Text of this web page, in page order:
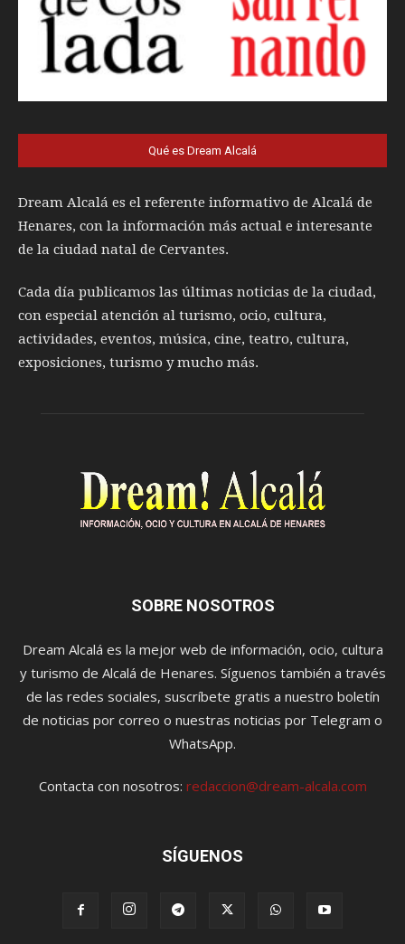
Qué es Dream Alcalá
Dream Alcalá es el referente informativo de Alcalá de
Henares, con la información más actual e interesante
de la ciudad natal de Cervantes.
Cada día publicamos las últimas noticias de la ciudad,
con especial atención al turismo, ocio, cultura,
actividades, eventos, música, cine, teatro, cultura,
exposiciones, turismo y mucho más.
SOBRE NOSOTROS
Dream Alcalá es la mejor web de información, ocio, cultura
y turismo de Alcalá de Henares. Síguenos también a través
de las redes sociales, suscríbete gratis a nuestro boletín
de noticias por correo o nuestras noticias por Telegram o
WhatsApp.
Contacta con nosotros: redaccion@dream-alcala.com
SÍGUENOS